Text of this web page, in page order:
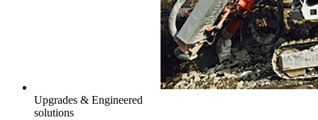
Upgrades & Engineered
solutions